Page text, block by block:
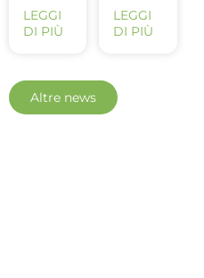
LEGGI
DI PIÙ
LEGGI
DI PIÙ
Altre news